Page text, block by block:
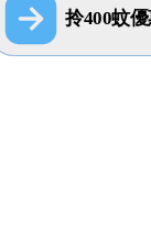
拎400蚊